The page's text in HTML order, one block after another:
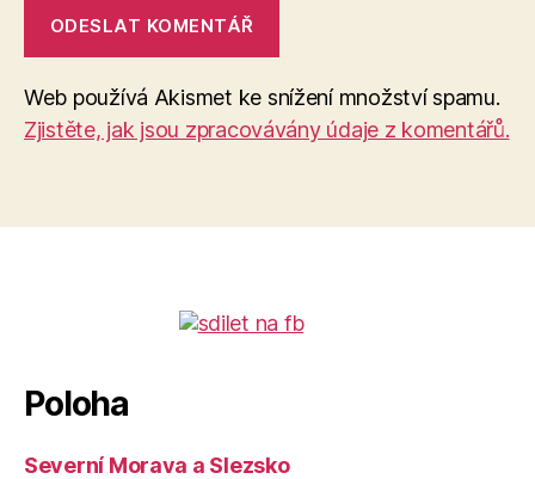
Web používá Akismet ke snížení množství spamu.
Zjistěte, jak jsou zpracovávány údaje z komentářů.
Poloha
Severní Morava a Slezsko